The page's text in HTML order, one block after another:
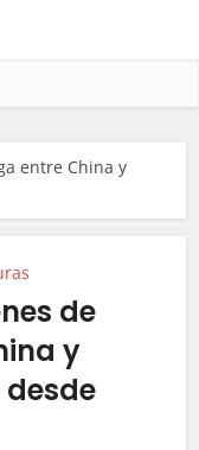
entre China y
de
y